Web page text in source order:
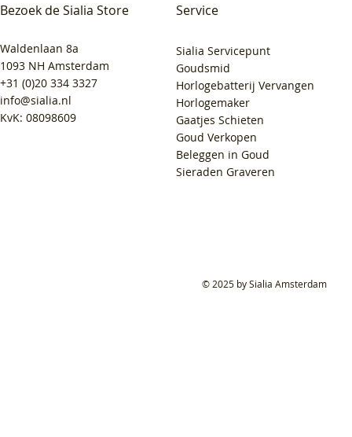
Bezoek de Sialia Store
Waldenlaan 8a
1093 NH Amsterdam
+31 (0)20 334 3327
info@sialia.nl
KvK: 08098609
Service
Sialia Servicepunt
Goudsmid
Horlogebatterij Vervangen
Horlogemaker
Gaatjes Schieten
Goud Verkopen
Beleggen in Goud
Sieraden Graveren
© 2025 by Sialia Amsterdam